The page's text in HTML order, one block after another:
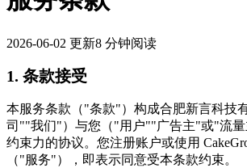
2026-06-02 更新8 分钟阅读
1. 条款接受
本服务条款（"条款"）构成合肥新言科技
司""我们"）与您（"用户""广告主"或"流
约束力的协议。您注册账户或使用
（"服务"），即表示同意受本条款约束。